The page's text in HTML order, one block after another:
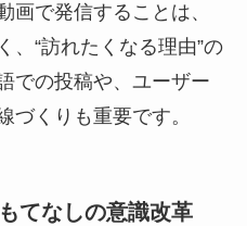
画で発信することは、
、“訪れたくなる理由”の
での投稿や、ユーザー
づくりも重要です。
てなしの意識改革